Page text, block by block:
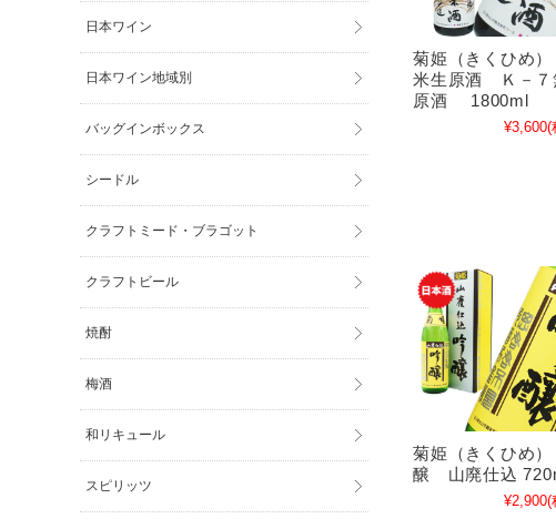
菊姫（きくひめ
米生原酒 Ｋ－７
原酒 1800ml
¥3,600(
菊姫（きくひめ
醸 山廃仕込
¥2,900(
日本ワイン
日本ワイン地域別
バッグインボックス
シードル
クラフトミード・ブラゴット
クラフトビール
焼酎
梅酒
和リキュール
スピリッツ